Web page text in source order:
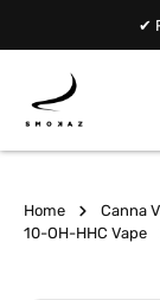
✔
Home Canna
10-OH-HHC Vape